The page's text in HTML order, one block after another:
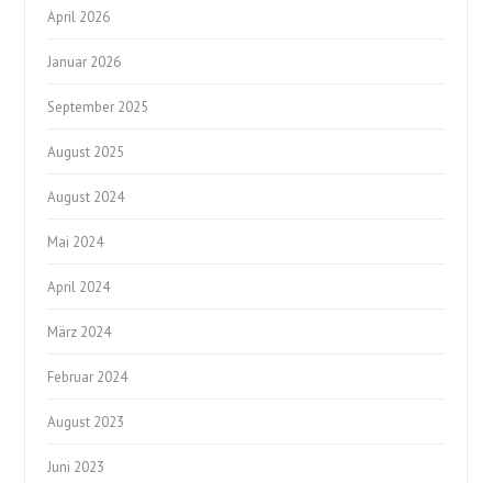
April 2026
Januar 2026
September 2025
August 2025
August 2024
Mai 2024
April 2024
März 2024
Februar 2024
August 2023
Juni 2023